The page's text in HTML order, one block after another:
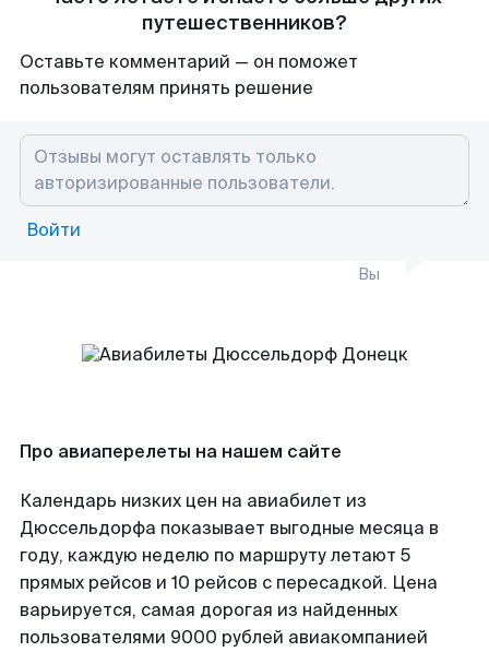
путешественников?
Оставьте комментарий — он поможет
пользователям принять решение
Войти
Вы
Про авиаперелеты на нашем сайте
Календарь низких цен на авиабилет из
Дюссельдорфа показывает выгодные месяца в
году, каждую неделю по маршруту летают 5
прямых рейсов и 10 рейсов с пересадкой. Цена
варьируется, самая дорогая из найденных
пользователями 9000 рублей авиакомпанией